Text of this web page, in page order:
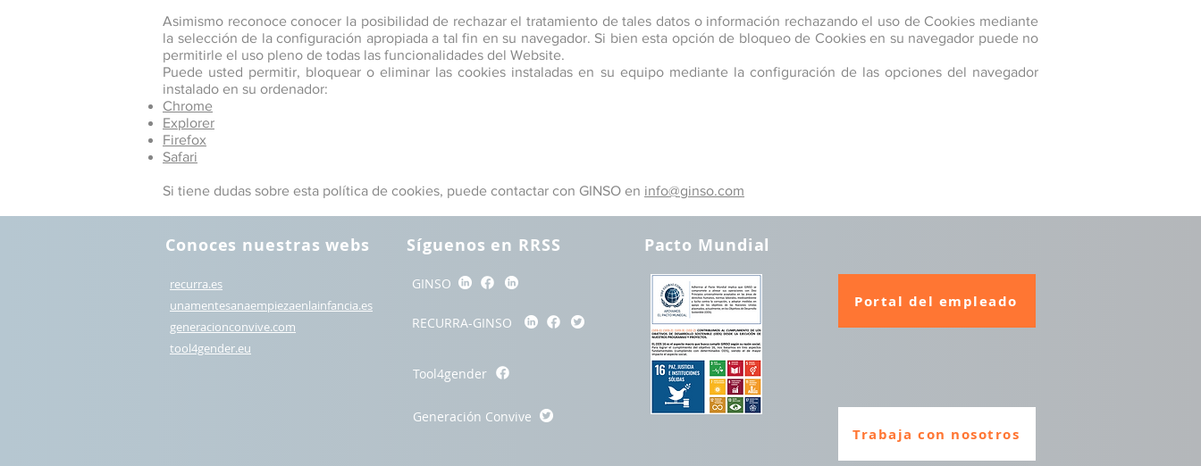
Asimismo reconoce conocer la posibilidad de rechazar el tratamiento de tales datos o información rechazando el uso de Cookies mediante
la selección de la configuración apropiada a tal fin en su navegador. Si bien esta opción de bloqueo de Cookies en su navegador puede no
permitirle el uso pleno de todas las funcionalidades del Website.
Puede usted permitir, bloquear o eliminar las cookies instaladas en su equipo mediante la configuración de las opciones del navegador
instalado en su ordenador:
Chrome
Explorer
Firefox
Safari
Si tiene dudas sobre esta política de cookies, puede contactar con GINSO en info@ginso.com
Conoces nuestras webs Síguenos en RRSS
recurra.es
unamentesanaempiezaenlainfancia.es
generacionconvive.com
tool4gender.eu
GINSO
RECURRA-GINSO
Tool4gender
Generación Convive
Pacto Mundial
Portal del empleado
Trabaja con nosotros